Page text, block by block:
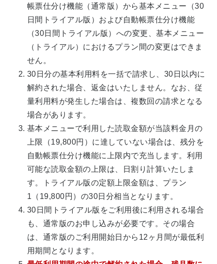
帳票仕分け機能（通常版）から基本メニュー（30
日間トライアル版）および自動帳票仕分け機能
（30日間トライアル版）への変更、基本メニュー
（トライアル）におけるプラン間の変更はできま
せん。
30日分の基本利用料を一括で請求し、30日以内に
解約された場合、返金はいたしません。なお、従
量利用料が発生した場合は、複数回の請求となる
場合があります。
基本メニューで利用した読取金額が当該料金月の
上限（19,800円）に達していない場合は、残分を
自動帳票仕分け機能に上限内で充当します。利用
可能な読取金額の上限は、日割り計算いたしま
す。トライアル版の定額上限金額は、プラン
1（19,800円）の30日分相当となります。
30日間トライアル版をご利用後に利用される場合
も、通常版のお申し込みが必要です。その場合
は、通常版のご利用開始日から12ヶ月間が最低利
用期間となります。